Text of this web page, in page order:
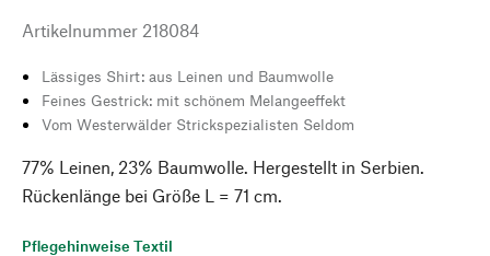
Artikelnummer 218084
Lässiges Shirt: aus Leinen und Baumwolle
Feines Gestrick: mit schönem Melangeeffekt
Vom Westerwälder Strickspezialisten Seldom
77% Leinen, 23% Baumwolle. Hergestellt in Serbien.
Rückenlänge bei Größe L = 71 cm.
Pflegehinweise Textil